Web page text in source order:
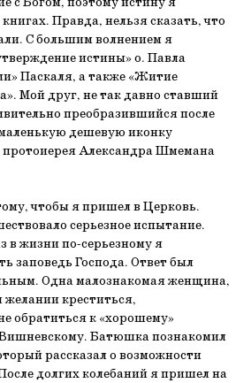
Правда, нельзя сказать, что
С большим волнением я
истины» о. Павла
Паскаля, а также «Житие
Мой друг, не так давно ставший
преобразившийся после
дешевую иконку
протоиерея Александра Шмемана
чтобы я пришел в Церковь.
серьезное испытание.
в жизни по-серьезному я
заповедь Господа. Ответ был
Одна малознакомая женщина,
желании креститься,
обратиться к «хорошему»
Батюшка познакомил
рассказал о возможности
долгих колебаний я пришел на